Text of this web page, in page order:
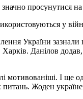
просунутися
у
України зазнали
Харків. Данілов
мотивованіші. І
Жоден